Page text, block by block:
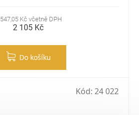
Kč včetně DPH
2 105 Kč
Do košíku
Kód: 24 022